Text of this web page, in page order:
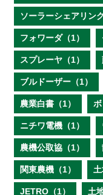
ソーラーシェアリン
フォワーダ（1）
スプレーヤ（1）
ブルドーザー（1）
農業白書（1） ボ
ニチワ電機（1）
農機公取協（1）
関東農機（1） 土
JETRO（1） 土